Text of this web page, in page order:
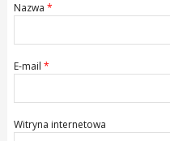
Nazwa *
E-mail *
Witryna internetowa